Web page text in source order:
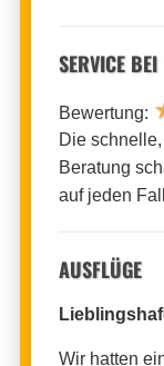
SERVICE BEI
Bewertung:
Die
Beratung
auf jeden
AUSFLÜGE
Wir hatten